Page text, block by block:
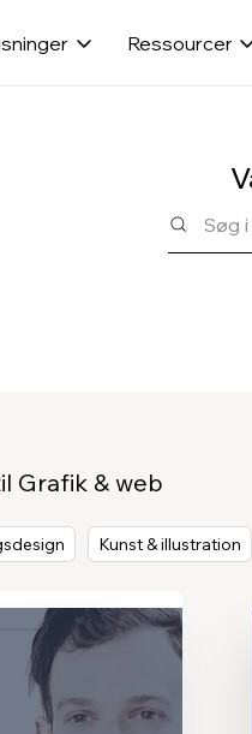
Ressourcer
Grafik & web
Kunst & illustration